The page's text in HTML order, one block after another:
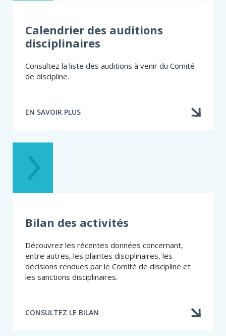
Calendrier des auditions
disciplinaires
Consultez la liste des auditions à venir du Comité
de discipline.
EN SAVOIR PLUS
À
CALENDRIER
DES
AUDITIONS
Bilan des activités
Découvrez les récentes données concernant,
entre autres, les plaintes disciplinaires, les
décisions rendues par le Comité de discipline et
les sanctions disciplinaires.
CONSULTEZ LE BILAN